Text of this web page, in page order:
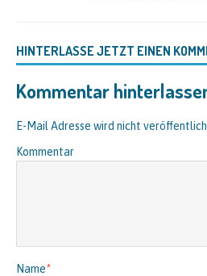
HINTERLASSE JETZT EINEN
Kommentar
E-Mail Adresse wird nicht
Kommentar
Name*